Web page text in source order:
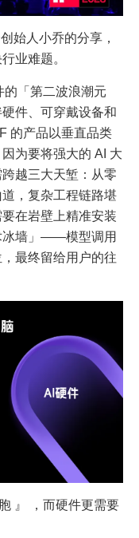
始人小乔的分享，
业难题。
的「第二波浪潮元
件、可穿戴设备和
的产品以垂直品类
为要将强大的 AI 大
越三大天堑：从零
，复杂工程链路堪
在岩壁上精准安装
冰墙」——模型调用
最终留给用户的往
』 ，而硬件更需要